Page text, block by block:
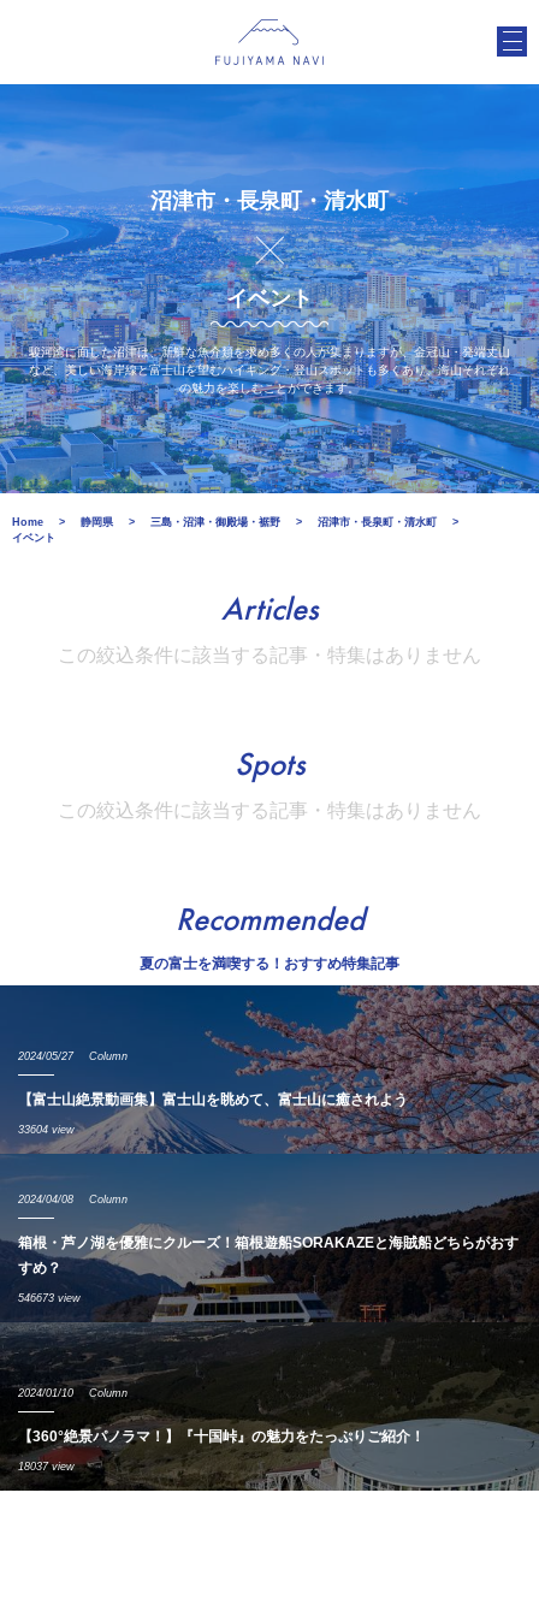
沼津市・長泉町・清水町
イベント
駿河湾に面した沼津は、新鮮な魚介類を求め多くの人が集まりますが、金冠山・発端丈山
など、美しい海岸線と富士山を望むハイキング・登山スポットも多くあり、海山それぞれ
の魅力を楽しむことができます。
Home 静岡県 三島・沼津・御殿場・裾野
沼津市・長泉町・清水町
イベント
Articles
この絞込条件に該当する記事・特集はありません
Spots
この絞込条件に該当する記事・特集はありません
Recommended
夏の富士を満喫する！おすすめ特集記事
2024/05/27 Column
【富士山絶景動画集】富士山を眺めて、富士山に癒されよう
33604 view
2024/04/08 Column
箱根・芦ノ湖を優雅にクルーズ！箱根遊船SORAKAZEと海賊船どちらがおす
すめ？
546673 view
2024/01/10 Column
【360°絶景パノラマ！】『十国峠』の魅力をたっぷりご紹介！
18037 view